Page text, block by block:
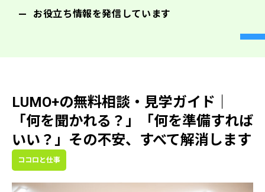
お役立ち情報を発信しています
LUMO+の無料相談・見学ガイド｜
「何を聞かれる？」「何を準備すれば
いい？」その不安、すべて解消します
ココロと仕事